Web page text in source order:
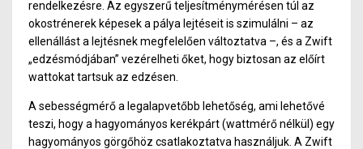
rendelkezésre. Az egyszerű teljesítménymérésen túl az
okostrénerek képesek a pálya lejtéseit is szimulálni – az
ellenállást a lejtésnek megfelelően változtatva –, és a Zwift
„edzésmódjában” vezérelheti őket, hogy biztosan az előírt
wattokat tartsuk az edzésen.
A sebességmérő a legalapvetőbb lehetőség, ami lehetővé
teszi, hogy a hagyományos kerékpárt (wattmérő nélkül) egy
hagyományos görgőhöz csatlakoztatva használjuk. A Zwift